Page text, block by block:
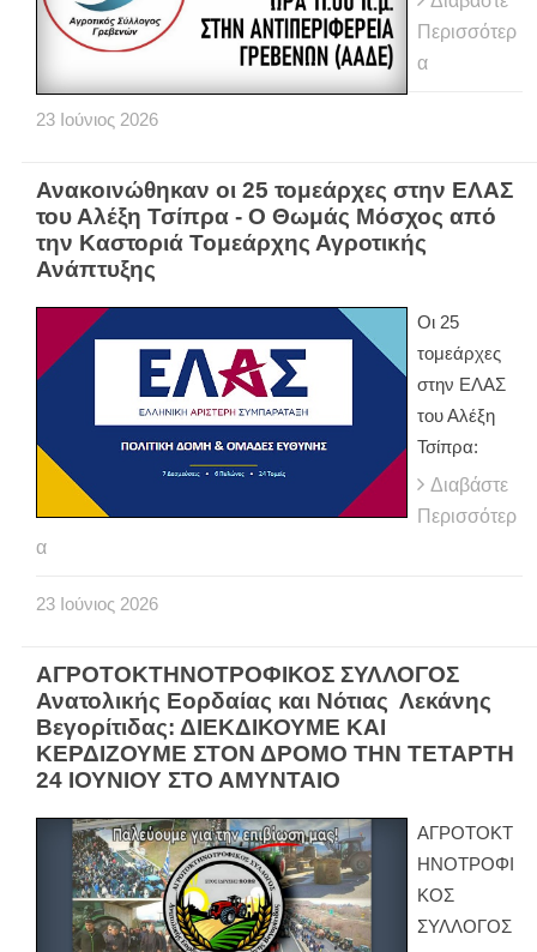
Περισσότερ
α
23 Ιούνιος 2026
Ανακοινώθηκαν οι 25 τομεάρχες στην ΕΛΑΣ
του Αλέξη Τσίπρα - Ο Θωμάς Μόσχος από
την Καστοριά Τομεάρχης Αγροτικής
Ανάπτυξης
Οι 25
τομεάρχες
στην ΕΛΑΣ
του Αλέξη
Τσίπρα:
Διαβάστε
Περισσότερ
α
23 Ιούνιος 2026
ΑΓΡΟΤΟΚΤΗΝΟΤΡΟΦΙΚΟΣ ΣΥΛΛΟΓΟΣ
Ανατολικής Εορδαίας και Νότιας Λεκάνης
Βεγορίτιδας: ΔΙΕΚΔΙΚΟΥΜΕ ΚΑΙ
ΚΕΡΔΙΖΟΥΜΕ ΣΤΟΝ ΔΡΟΜΟ ΤΗΝ ΤΕΤΑΡΤΗ
24 ΙΟΥΝΙΟΥ ΣΤΟ ΑΜΥΝΤΑΙΟ
ΑΓΡΟΤΟΚΤ
ΗΝΟΤΡΟΦΙ
ΚΟΣ
ΣΥΛΛΟΓΟΣ